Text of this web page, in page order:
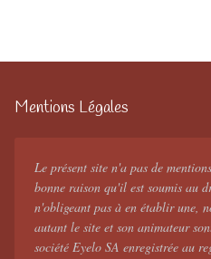
Mentions Légales
Le présent site n'a pas de
bonne raison qu'il est soumis au
n'obligeant pas à en établir une,
autant le site et son animateur
société Eyelo SA enregistrée au